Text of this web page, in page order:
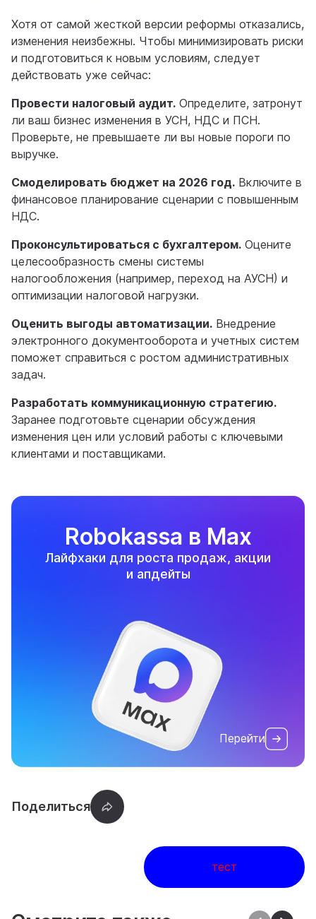
Хотя от самой жесткой версии реформы отказались,
изменения неизбежны. Чтобы минимизировать риски
и подготовиться к новым условиям, следует
действовать уже сейчас:
Провести налоговый аудит. Определите, затронут
ли ваш бизнес изменения в УСН, НДС и ПСН.
Проверьте, не превышаете ли вы новые пороги по
выручке.
Смоделировать бюджет на 2026 год. Включите в
финансовое планирование сценарии с повышенным
НДС.
Проконсультироваться с бухгалтером. Оцените
целесообразность смены системы
налогообложения (например, переход на АУСН) и
оптимизации налоговой нагрузки.
Оценить выгоды автоматизации. Внедрение
электронного документооборота и учетных систем
поможет справиться с ростом административных
задач.
Разработать коммуникационную стратегию.
Заранее подготовьте сценарии обсуждения
изменения цен или условий работы с ключевыми
клиентами и поставщиками.
Robokassa в Max
Лайфхаки для роста продаж, акции
и апдейты
Перейти
тест